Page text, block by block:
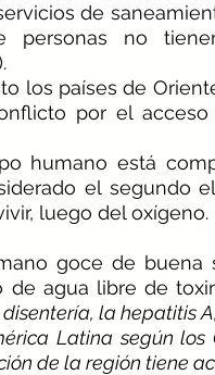
personas no
por el
humano está
el segundo
luego del oxígeno.
goce de
de agua libre de
la hepatitis
Latina según los
de la región tiene